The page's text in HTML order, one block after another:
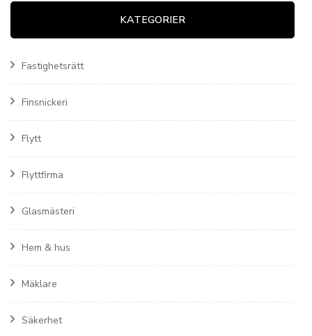
KATEGORIER
Fastighetsrätt
Finsnickeri
Flytt
Flyttfirma
Glasmästeri
Hem & hus
Mäklare
Säkerhet